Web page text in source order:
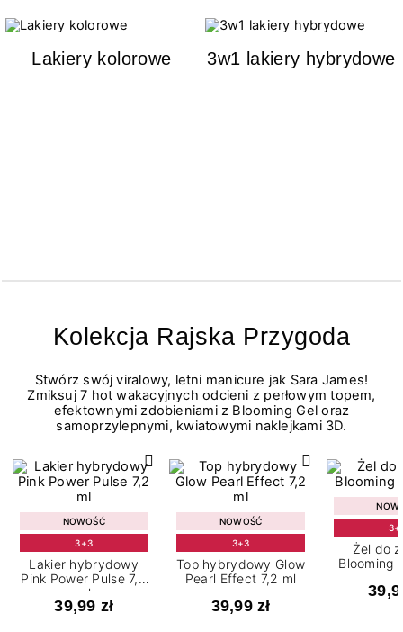
Lakiery kolorowe 3w1 lakiery hybrydowe
Kolekcja Rajska Przygoda
Stwórz swój viralowy, letni manicure jak Sara James!
Zmiksuj 7 hot wakacyjnych odcieni z perłowym topem,
efektownymi zdobieniami z Blooming Gel oraz
samoprzylepnymi, kwiatowymi naklejkami 3D.
NOWOŚĆ
3+3
Lakier hybrydowy
Pink Power Pulse 7,2
ml
39,99 zł
NOWOŚĆ
3+3
Top hybrydowy Glow
Pearl Effect 7,2 ml
39,99 zł
Żel do
Blooming